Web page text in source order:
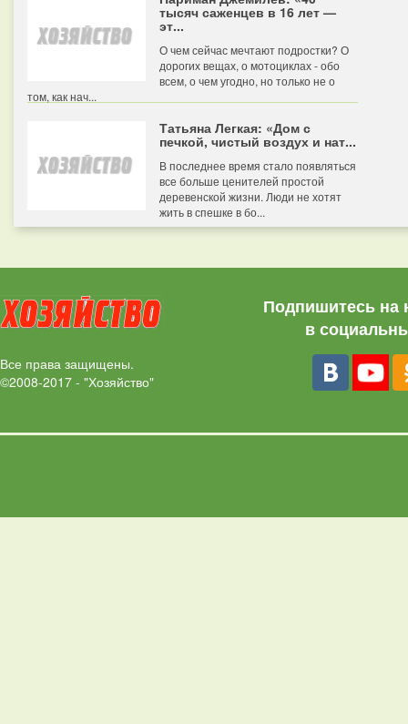
тысяч саженцев в 16 лет —
эт...
О чем сейчас мечтают подростки? О
дорогих вещах, о мотоциклах - обо
всем, о чем угодно, но только не о
том, как нач...
Татьяна Легкая: «Дом с
печкой, чистый воздух и нат...
В последнее время стало появляться
все больше ценителей простой
деревенской жизни. Люди не хотят
жить в спешке в бо...
Все права защищены.
©2008-2017 - "Хозяйство"
Подпишитесь на
в